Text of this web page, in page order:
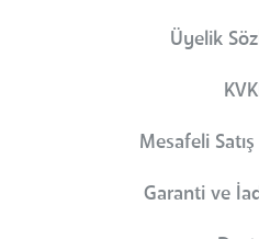
Üyelik
Mesafeli
Garanti ve